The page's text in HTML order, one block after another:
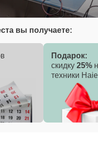
вы получаете:
Подарок:
скидку 25%
техники